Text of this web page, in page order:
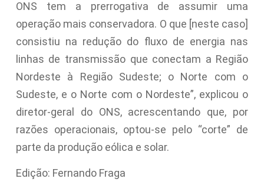
ONS tem a prerrogativa de assumir uma
operação mais conservadora. O que [neste caso]
consistiu na redução do fluxo de energia nas
linhas de transmissão que conectam a Região
Nordeste à Região Sudeste; o Norte com o
Sudeste, e o Norte com o Nordeste”, explicou o
diretor-geral do ONS, acrescentando que, por
razões operacionais, optou-se pelo “corte” de
parte da produção eólica e solar.
Edição: Fernando Fraga